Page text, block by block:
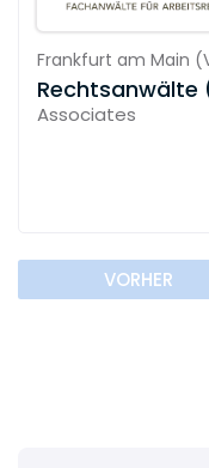
Frankfurt am Main (
Associates
VORHER